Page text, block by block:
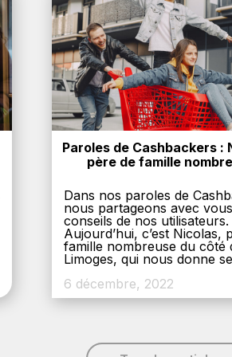
Paroles de Cashbackers :
père de famille
Dans nos paroles de
nous partageons avec
conseils de nos utilisateurs.
Aujourd’hui, c’est Nicolas,
famille nombreuse du côté
Limoges, qui nous donne
6 décembre, 2022